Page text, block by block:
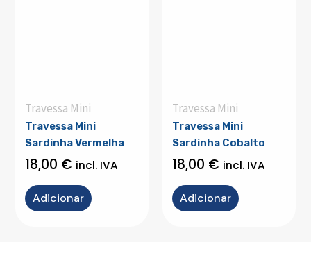
Travessa Mini
Travessa Mini
Sardinha Vermelha
18,00 € incl. IVA
Adicionar
Travessa Mini
Travessa Mini
Sardinha Cobalto
18,00 € incl. IVA
Adicionar